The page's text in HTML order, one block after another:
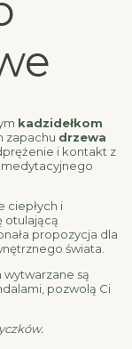
kadzidełkom
zapachu drzewa
i kontakt z
ciepłych i
otulającą
propozycja dla
świata.
wytwarzane są
pozwolą Ci